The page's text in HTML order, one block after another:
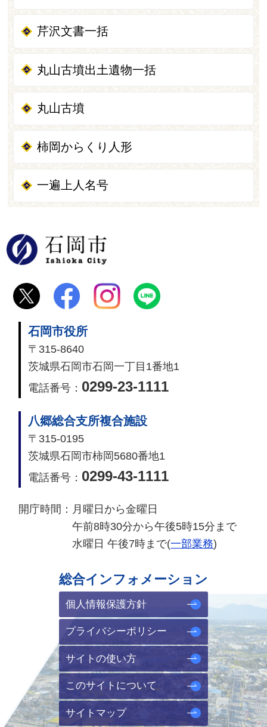
芹沢文書一括
丸山古墳出土遺物一括
丸山古墳
柿岡からくり人形
一遍上人名号
石岡市役所
〒315-8640
茨城県石岡市石岡一丁目1番地1
電話番号： 0299-23-1111
八郷総合支所複合施設
〒315-0195
茨城県石岡市柿岡5680番地1
電話番号： 0299-43-1111
開庁時間： 月曜日から金曜日
午前8時30分から午後5時15分まで
水曜日 午後7時まで(一部業務)
総合インフォメーション
個人情報保護方針
プライバシーポリシー
サイトの使い方
このサイトについて
サイトマップ